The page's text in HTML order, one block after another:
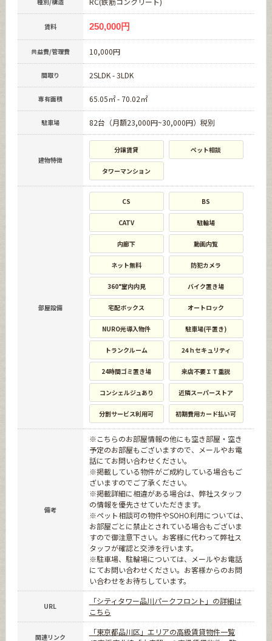
賃料 250,000円
共益費/管理費 10,000円
間取り 2SLDK - 3LDK
専有面積 65.05㎡ - 70.02㎡
駐車場 82台（月額23,000円~30,000円）税別
建物特徴
分譲賃貸 ペット相談
タワーマンション
部屋設備
CS BS
CATV 駐輪場
内廊下 動画内覧
ネット無料 防犯カメラ
360°室内内見 バイク置き場
宅配ボックス オートロック
NURO光導入物件 駐車場(平置き)
トランクルーム 24ｈセキュリティ
24時間ゴミ置き場 来店不要ＩＴ重説
コンシェルジュあり 近隣スーパーストア
分割サービス利用可 初期費用カード払い可
備考
※こちらのお部屋情報の他にも空き部屋・空き
予定のお部屋もございますので、メールやお電
話にてお問い合わせください。
※掲載している物件がご成約している場合もご
ざいますのでご了承ください。
※掲載詳細に相違がある場合は、弊社スタッフ
の情報を優先させていただきます。
※ペット相談可の物件やSOHO利用については、
お部屋ごとに禁止とされている場合もございま
すので御注意下さい。お客様に代わって弊社ス
タッフが確認と交渉を行います。
※駐車場、駐輪場については、メールやお電話
にてお問い合わせください。お客様からのお問
い合わせをお待ちしています。
URL
「シティタワー品川パークフロント」の詳細は
こちら
関連リンク
「東京都品川区」エリアの高級賃貸物件一覧